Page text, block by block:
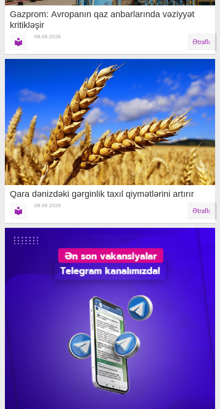
Gazprom: Avropanın qaz anbarlarında vəziyyət
kritikləşir
08.08.2026
Ətraflı
Qara dənizdəki gərginlik taxıl qiymətlərini artırır
08.08.2026
Ətraflı